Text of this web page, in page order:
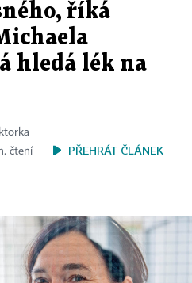
říká
hledá lék na
čtení
PŘEHRÁT ČLÁNEK